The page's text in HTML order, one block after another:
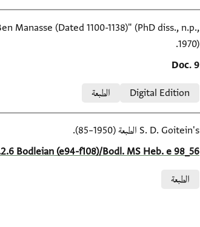
الاقتباس المرجعي
(Dated 1100-1138)" (PhD diss., n.p.,
1970).
Location in source
Doc. 9
Digital Edition
الطبعة
الاقتباس المرجعي
S. D. Goitein's الطبعة (1950–85).
Location in source
Bodleian (e94-f108)/Bodl. MS Heb. e 98_56
الطبعة